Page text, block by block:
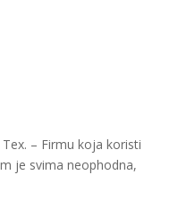
– Firmu koja koristi
je svima neophodna,